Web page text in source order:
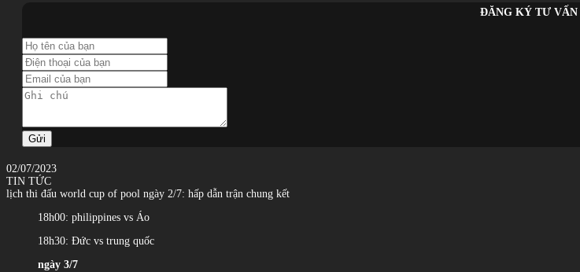
ĐĂNG KÝ TƯ VẤN
Gửi
02/07/2023
TIN TỨC
lịch thi đấu world cup of pool ngày 2/7: hấp dẫn trận chung kết
18h00: philippines vs Áo
18h30: Đức vs trung quốc
ngày 3/7